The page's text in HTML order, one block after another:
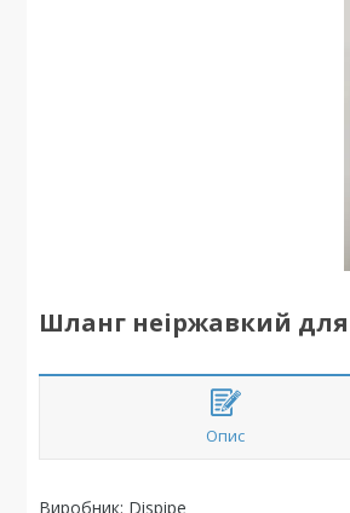
Шланг неіржавкий для
Опис
Виробник: Dispipe